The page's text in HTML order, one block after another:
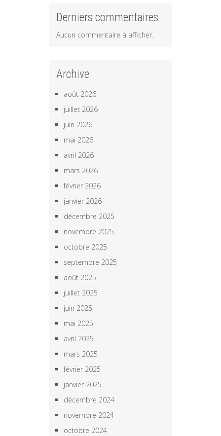
Derniers commentaires
Aucun commentaire à afficher.
Archive
août 2026
juillet 2026
juin 2026
mai 2026
avril 2026
mars 2026
février 2026
janvier 2026
décembre 2025
novembre 2025
octobre 2025
septembre 2025
août 2025
juillet 2025
juin 2025
mai 2025
avril 2025
mars 2025
février 2025
janvier 2025
décembre 2024
novembre 2024
octobre 2024